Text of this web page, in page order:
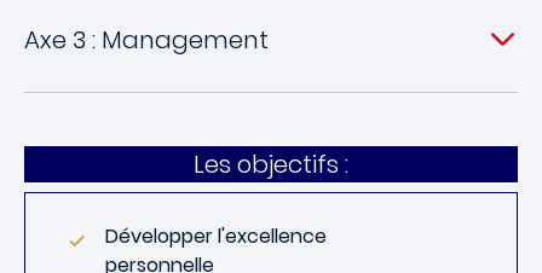
Axe 3 : Management
Les objectifs :
Développer l'excellence
personnelle